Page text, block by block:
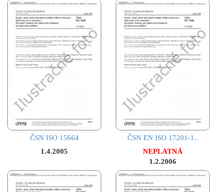
ČSN ISO 15664
1.4.2005
ČSN EN ISO 17201-1..
NEPLATNÁ
1.2.2006